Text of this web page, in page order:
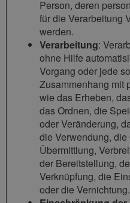
Person, deren
für die Verarbeitung
werden.
Verarbeitung:
ohne Hilfe
Vorgang oder jede
Zusammenhang mit
wie das Erheben,
das Ordnen, die
oder Veränderung,
die Verwendung,
Übermittlung,
der Bereitstellung,
Verknüpfung, die
oder die Vernichtung.